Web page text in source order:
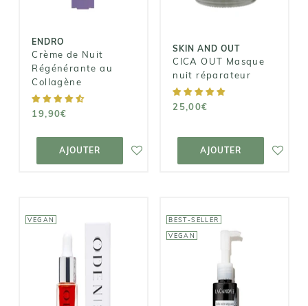
ENDRO
Crème de Nuit
Régénérante au
Collagène
19,90€
AJOUTER
19,90€
AJOUTER AU
PANIER
SKIN AND OUT
CICA OUT Masque
nuit réparateur
25,00€
AJOUTER
AJOUTER AU
PANIER
VEGAN BEST-SELLER
VEGAN